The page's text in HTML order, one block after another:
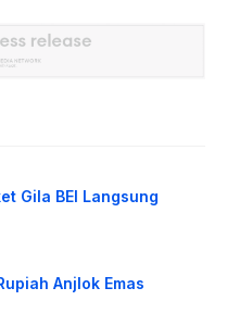
Gila BEI Langsung
Anjlok Emas